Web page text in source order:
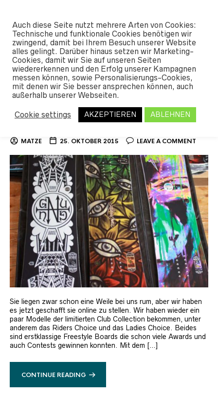
TAG ARCHIVES:DANNY KASS
Gnu Snowboards jetzt im
Onlineshop
MATZE 25. OKTOBER 2015 LEAVE A COMMENT
Sie liegen zwar schon eine Weile bei uns rum, aber wir haben
es jetzt geschafft sie online zu stellen. Wir haben wieder ein
paar Modelle der limitierten Club Collection bekommen, unter
anderem das Riders Choice und das Ladies Choice. Beides
sind erstklassige Freestyle Boards die schon viele Awards und
auch Contests gewinnen konnten. Mit dem […]
CONTINUE READING
Auch diese Seite nutzt mehrere Arten von Cookies:
Technische und funktionale Cookies benötigen wir
zwingend, damit bei Ihrem Besuch unserer Website
alles gelingt. Darüber hinaus setzen wir Marketing-
Cookies, damit wir Sie auf unseren Seiten
wiedererkennen und den Erfolg unserer Kampagnen
messen können, sowie Personalisierungs-Cookies,
mit denen wir Sie besser ansprechen können, auch
außerhalb unserer Webseiten.
Cookie settings AKZEPTIEREN ABLEHNEN